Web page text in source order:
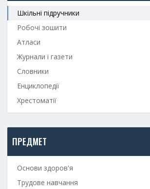
Шкільні підручники
Робочі зошити
Атласи
Журнали і газети
Словники
Енциклопедії
Хрестоматії
ПРЕДМЕТ
Основи здоров'я
Трудове навчання